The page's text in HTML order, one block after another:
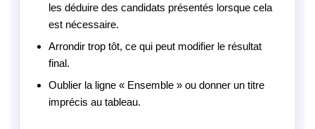
les déduire des candidats présentés lorsque cela
est nécessaire.
Arrondir trop tôt, ce qui peut modifier le résultat
final.
Oublier la ligne « Ensemble » ou donner un titre
imprécis au tableau.